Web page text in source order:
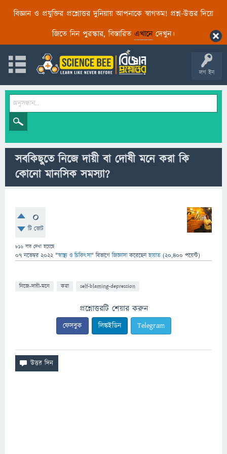
বিজ্ঞান ও প্রযুক্তির প্রশ্নোত্তর দুনিয়ায় আপনাকে স্বাগতম! প্রশ্ন-উত্তর দিয়ে
জিতে নিন পুরস্কার, বিস্তারিত এখানেদেখুন।
লগ ইন
সবকিছুতে নিজে দায়ী বা দোষী মনে করা কি
কোনো মানসিক সমস্যা?
0
টি ভোট
816 বার দেখা হয়েছে
07 নভেম্বর 2022 "স্বাস্থ্য ও চিকিৎসা" বিভাগে জিজ্ঞাসাকরেছেনহায়াত (20,400 পয়েন্ট)
নিজে-দায়ী-মনে করা self-blaming-depression
প্রশ্নোত্তরটি শেয়ার করুন
ফেসবুক লিঙ্কইডিন Telegram